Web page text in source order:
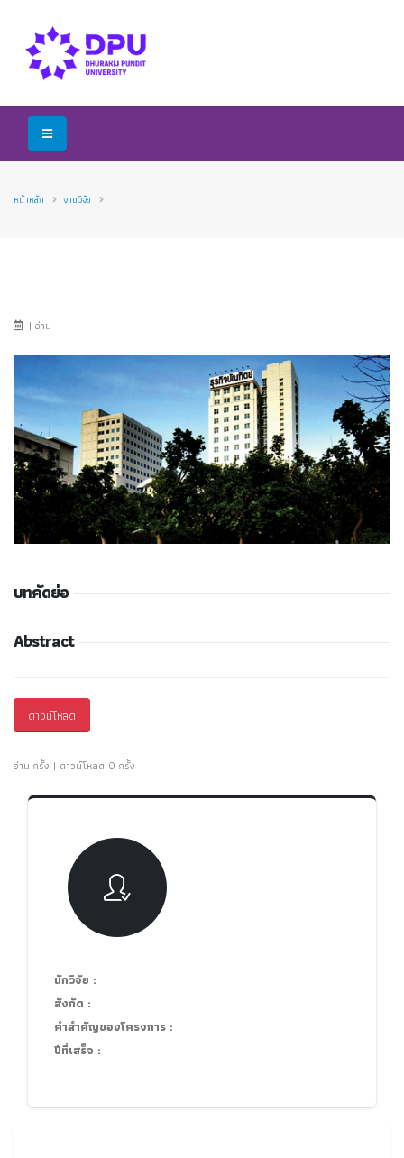
หน้าหลัก งานวิจัย
| อ่าน
บทคัดย่อ
Abstract
ดาวน์โหลด
อ่าน ครั้ง | ดาวน์โหลด 0 ครั้ง
นักวิจัย :
สังกัด :
คำสำคัญของโครงการ :
ปีที่เสร็จ :